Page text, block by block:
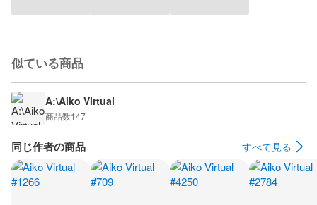
似ている商品
A:\Aiko Virtual
商品数147
同じ作者の商品 すべて見る